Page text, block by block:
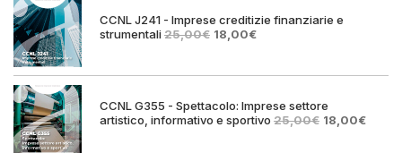
CCNL J241 - Imprese creditizie finanziarie e
strumentali25,00€ Il
era:
18,00€Il
è:
CCNL G355 - Spettacolo: Imprese settore
artistico, informativo e sportivo 25,00€ Il18,00€Il